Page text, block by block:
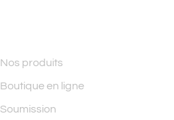
Nos produits
Boutique en ligne
Soumission